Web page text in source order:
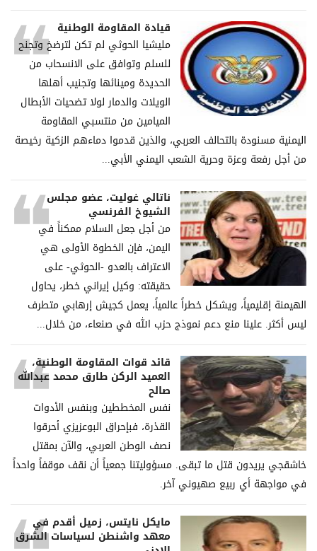
قيادة المقاومة الوطنية
مليشيا الحوثي لم تكن لترضخ وتجنح
للسلم وتوافق على الانسحاب من
الحديدة ومينائها وتجنيب أهلها
الويلات والدمار لولا تضحيات الأبطال
الميامين من منتسبي المقاومة
اليمنية مسنودة بالتحالف العربي، والذين قدموا دماءهم الزكية رخيصة
من أجل رفعة وعزة وحرية الشعب اليمني الأبي...
ناتالي غوليت، عضو مجلس
الشيوخ الفرنسي
من أجل جعل السلام ممكناً في
اليمن، فإن الخطوة الأولى هي
الاعتراف بالعدو -الحوثي- على
حقيقته: وكيل إيراني خطر، يحاول
الهيمنة إقليمياً، ويشكل خطراً عالمياً، يعمل كجيش إرهابي متطرف
ليس أكثر. علينا منع دعم نموذج حزب الله في صنعاء، من خلال...
قائد قوات المقاومة الوطنية،
العميد الركن طارق محمد عبدالله
صالح
نفس المخططين وبنفس الأدوات
القذرة، فبإحراق البوعزيزي أحرقوا
نصف الوطن العربي، والآن بمقتل
خاشقجي يريدون قتل ما تبقى. مسؤوليتنا جمعياً أن نقف موقفاً واحداً
في مواجهة أي ربيع صهيوني آخر.
مايكل نايتس، زميل أقدم في
معهد واشنطن لسياسات الشرق